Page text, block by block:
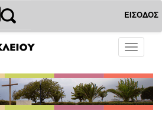
ΕΙΣΟΔΟΣ
Toggle